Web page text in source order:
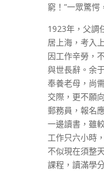
窮！”一眾驚愕
1923年，父調
居上海，考入
因工作辛勞，
與世長辭。余
奉養老母，尚
交際，更不願
郵務員，報名
一邊讀書，雖
工作只六小時
不似現在須整
課程，讀滿學